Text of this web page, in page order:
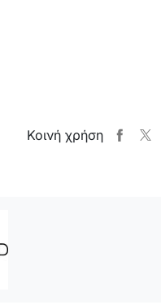
Κοινή χρήση